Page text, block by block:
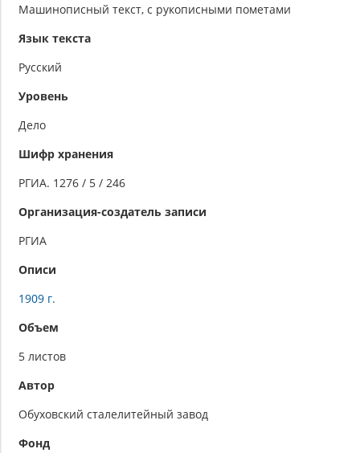
Машинописный текст, с рукописными пометами
Язык текста
Русский
Уровень
Дело
Шифр хранения
РГИА. 1276 / 5 / 246
Организация-создатель записи
РГИА
Описи
1909 г.
Объем
5 листов
Автор
Обуховский сталелитейный завод
Фонд